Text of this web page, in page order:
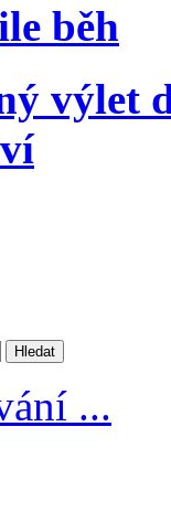
běh
výlet
...